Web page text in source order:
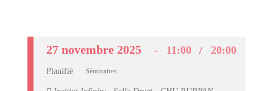
27 novembre 2025 11:00 20:00
Planifié Séminaires